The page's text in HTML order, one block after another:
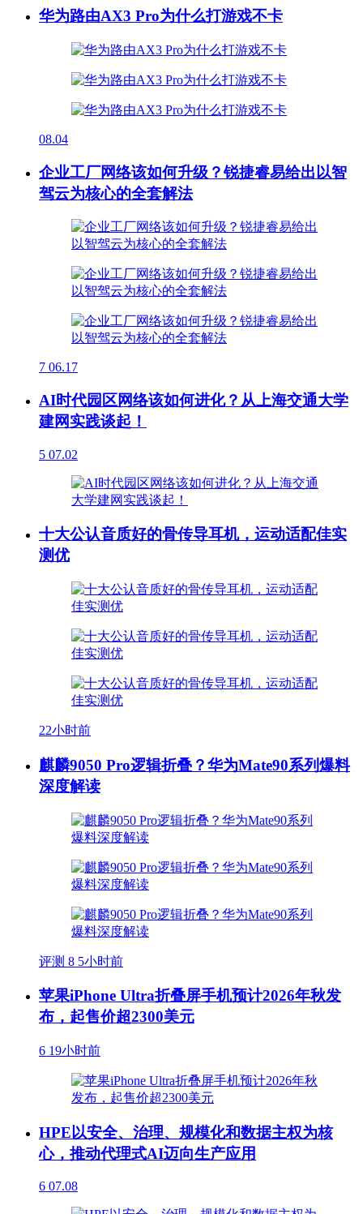
华为路由AX3 Pro为什么打游戏不卡
08.04
企业工厂网络该如何升级？锐捷睿易给出以智
驾云为核心的全套解法
7 06.17
AI时代园区网络该如何进化？从上海交通大学
建网实践谈起！
5 07.02
十大公认音质好的骨传导耳机，运动适配佳实
测优
22小时前
麒麟9050 Pro逻辑折叠？华为Mate90系列爆料
深度解读
评测 8 5小时前
苹果iPhone Ultra折叠屏手机预计2026年秋发
布，起售价超2300美元
6 19小时前
HPE以安全、治理、规模化和数据主权为核
心，推动代理式AI迈向生产应用
6 07.08